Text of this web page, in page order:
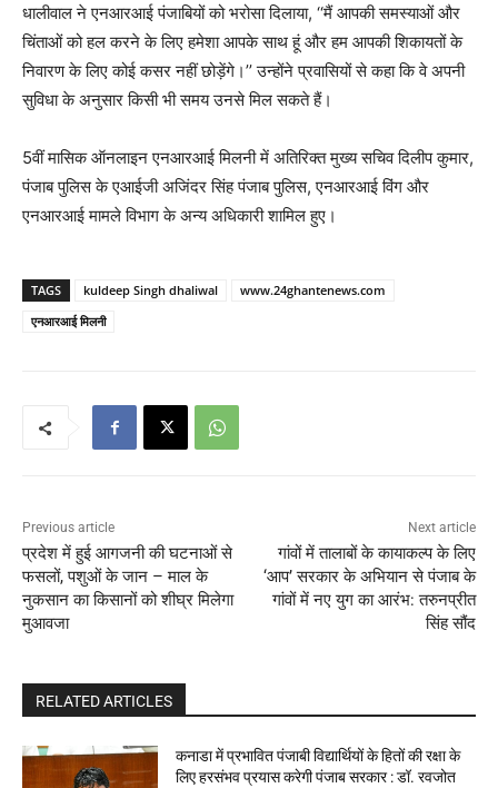
धालीवाल ने एनआरआई पंजाबियों को भरोसा दिलाया, ‘‘मैं आपकी समस्याओं और
चिंताओं को हल करने के लिए हमेशा आपके साथ हूं और हम आपकी शिकायतों के
निवारण के लिए कोई कसर नहीं छोड़ेंगे।’’ उन्होंने प्रवासियों से कहा कि वे अपनी
सुविधा के अनुसार किसी भी समय उनसे मिल सकते हैं।
5वीं मासिक ऑनलाइन एनआरआई मिलनी में अतिरिक्त मुख्य सचिव दिलीप कुमार,
पंजाब पुलिस के एआईजी अजिंदर सिंह पंजाब पुलिस, एनआरआई विंग और
एनआरआई मामले विभाग के अन्य अधिकारी शामिल हुए।
TAGS kuldeep Singh dhaliwal
www.24ghantenews.com
एनआरआई मिलनी
Previous article
प्रदेश में हुई आगजनी की घटनाओं से
फसलों, पशुओं के जान – माल के
नुकसान का किसानों को शीघ्र मिलेगा
मुआवजा
Next article
गांवों में तालाबों के कायाकल्प के लिए
‘आप’ सरकार के अभियान से पंजाब के
गांवों में नए युग का आरंभ: तरुनप्रीत
सिंह सौंद
RELATED ARTICLES
कनाडा में प्रभावित पंजाबी विद्यार्थियों के हितों की रक्षा के
लिए हरसंभव प्रयास करेगी पंजाब सरकार : डॉ. रवजोत